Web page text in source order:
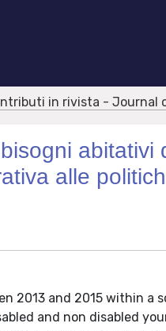
in rivista - Journal
abitativi
alle
2013 and 2015 within a
and non disabled